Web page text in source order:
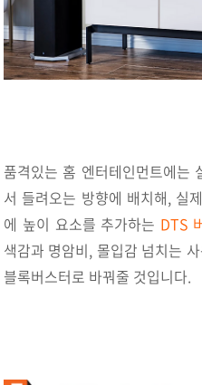
품격있는 홈 엔터테인먼트에는
서 들려오는 방향에 배치해, 실
에 높이 요소를 추가하는 DTS
색감과 명암비, 몰입감 넘치는
블록버스터로 바꿔줄 것입니다.